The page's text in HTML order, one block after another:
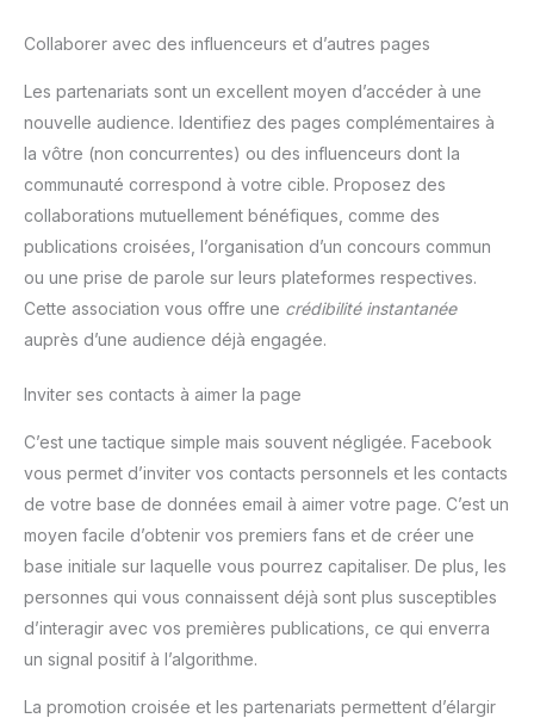
Collaborer avec des influenceurs et d’autres pages
Les partenariats sont un excellent moyen d’accéder à une
nouvelle audience. Identifiez des pages complémentaires à
la vôtre (non concurrentes) ou des influenceurs dont la
communauté correspond à votre cible. Proposez des
collaborations mutuellement bénéfiques, comme des
publications croisées, l’organisation d’un concours commun
ou une prise de parole sur leurs plateformes respectives.
Cette association vous offre une crédibilité instantanée
auprès d’une audience déjà engagée.
Inviter ses contacts à aimer la page
C’est une tactique simple mais souvent négligée. Facebook
vous permet d’inviter vos contacts personnels et les contacts
de votre base de données email à aimer votre page. C’est un
moyen facile d’obtenir vos premiers fans et de créer une
base initiale sur laquelle vous pourrez capitaliser. De plus, les
personnes qui vous connaissent déjà sont plus susceptibles
d’interagir avec vos premières publications, ce qui enverra
un signal positif à l’algorithme.
La promotion croisée et les partenariats permettent d’élargir